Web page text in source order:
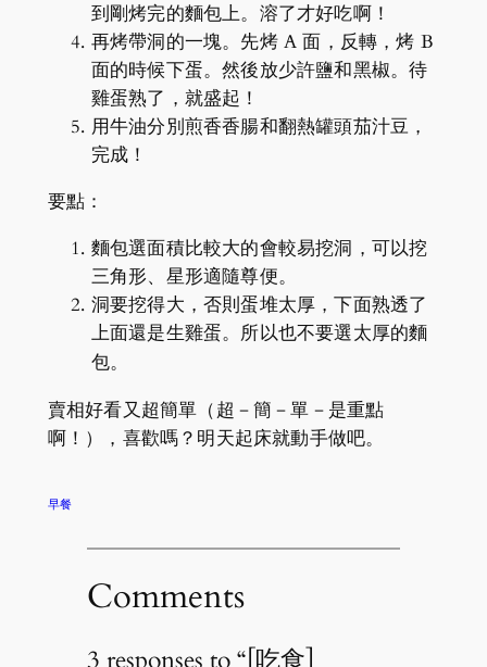
到剛烤完的麵包上。溶了才好吃啊！
再烤帶洞的一塊。先烤 A 面，反轉，烤 B
面的時候下蛋。然後放少許鹽和黑椒。待
雞蛋熟了，就盛起！
用牛油分別煎香香腸和翻熱罐頭茄汁豆，
完成！
要點：
麵包選面積比較大的會較易挖洞，可以挖
三角形、星形適隨尊便。
洞要挖得大，否則蛋堆太厚，下面熟透了
上面還是生雞蛋。所以也不要選太厚的麵
包。
賣相好看又超簡單（超－簡－單－是重點
啊！），喜歡嗎？明天起床就動手做吧。
早餐
Comments
3 responses to “[吃食]